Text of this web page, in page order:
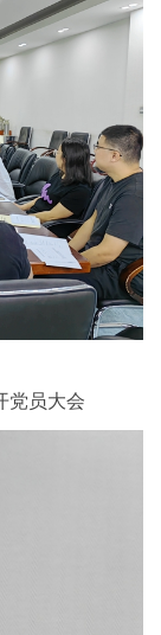
党员大会